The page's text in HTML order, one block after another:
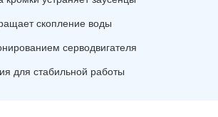
скопление воды
серводвигателя
для стабильной работы